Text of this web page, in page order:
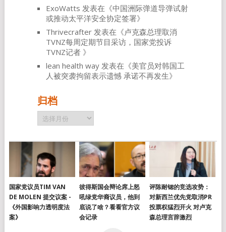
ExoWatts 发表在《中国洲际弹道导弹试射
或推动太平洋安全协定签署》
Thrivecrafter发表在《卢克森总理取消
TVNZ每周定期节目采访，国家党投诉
TVNZ记者 》
lean health way发表在《美官员对韩国工
人被突袭拘留表示遗憾 承诺不再发生》
归档
归
档
国家党议员TIM VAN
DE MOLEN 提交议案 -
《外国影响力透明度法
案》
彼得斯国会辩论席上怒
吼绿党华裔议员，他到
底说了啥？看看官方议
会记录
评陈耐锶的竞选攻势：
对新西兰优先党取消PR
投票权猛烈开火 对卢克
森总理言辞激烈